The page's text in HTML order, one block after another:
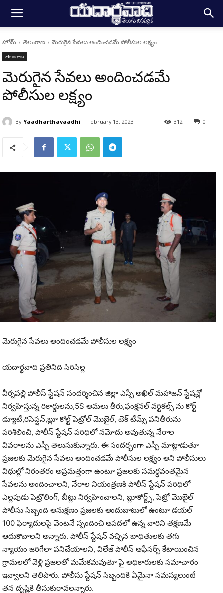
హోమ్ తెలంగాణ మెరుగైన సేవలు అందించడమే పోలీసుల లక్ష్యం
తెలంగాణ
మెరుగైన సేవలు అందించడమే
పోలీసుల లక్ష్యం
By Yaadharthavaadhi February 13, 2023 0
312
మెరుగైన సేవలు అందించడమే పోలీసుల లక్ష్యం
యదార్థవాది ప్రతినిది సిరిసిల్ల
వీర్నపల్లి పోలీస్ స్టేషన్ సందర్శించిన జిల్లా ఎస్పీ అఖిల్ మహాజన్ స్టేషన్లో
నిర్వహిస్తున్న రికార్డులను,5S అమలు తీరు,ఫంక్షనల్ వర్టికల్స్ ను కోర్ట్
డ్యూటీ,రిసెప్షన్,బ్లూ కోల్ట్ పెట్రోల్ మొబైల్, టెక్ టీమ్స్ పనితీరును
పరిశీలించి, పోలీస్ స్టేషన్ పరిధిలో నమోదు అవుతున్న నేరాల
వివరాలను ఎస్పీ తెలుసుకున్నారు. ఈ సందర్భంగా ఎస్పీ మాట్లాడుతూ
ప్రజలకు మెరుగైన సేవలు అందించడమే పోలీసుల లక్ష్యం అని పోలీసులు
విధుల్లో నిరంతరం అప్రమత్తంగా ఉంటూ ప్రజలకు సమర్ధవంతమైన
సేవలను అందించాలని, నేరాల నియంత్రణకి పోలీస్ స్టేషన్ పరిధిలో
ఎల్లపుడు పెట్రొలింగ్, బీట్లు నిర్వహించాలని, బ్లూకోర్ట్స్, పెట్రో మొబైల్
పోలీసు సిబ్బంది అనుక్షణం ప్రజలకు అందుబాటులో ఉంటూ డయల్
100 ఫిర్యాదులపై వెంటనే స్పందించి ఆపదలో ఉన్న వారిని తక్షణమే
ఆదుకొవాలని అన్నారు. పోలీస్ స్టేషన్ వచ్చిన బాధితులకు తగు
న్యాయం జరిగేలా పనిచేయాలని, విలేజ్ పోలీస్ ఆఫీసర్స్ కేటాయించిన
గ్రామలలో వెళ్లి ప్రజలతో మమేకమవుతూ పై అధికారులకు సమాచారం
ఇవ్వాలని తెలిపారు. పోలీసు స్టేషన్ సిబ్బందికి ఏమైనా సమస్యలుంటే
తన దృష్టికి తీసుకురావలన్నారు.